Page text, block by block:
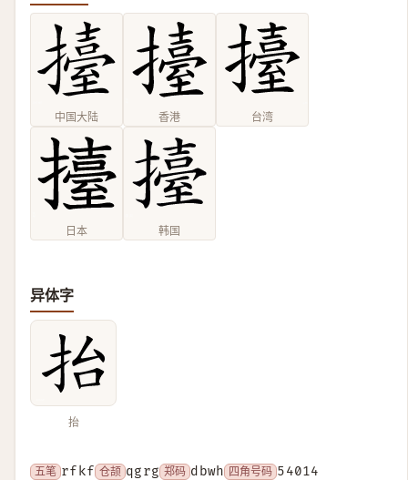
中国大陆 香港 台湾
日本 韩国
异体字
抬
五笔 rfkf 仓颉 qgrg 郑码 dbwh 四角号码 54014